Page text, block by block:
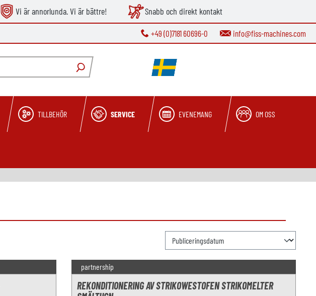
Vi är annorlunda. Vi är bättre! Snabb och direkt kontakt
+49 (0)7181 60696-0 info@fiss-machines.com
TILLBEHÖR SERVICE EVENEMANG OM OSS
partnership
REKONDITIONERING AV STRIKOWESTOFEN STRIKOMELTER